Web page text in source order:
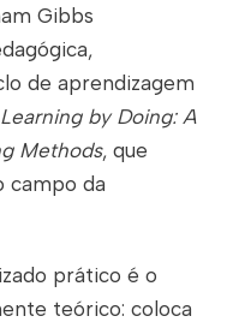
Gibbs
de aprendizagem
Learning by Doing: A
Methods, que
campo da
prático é o
teórico: coloca